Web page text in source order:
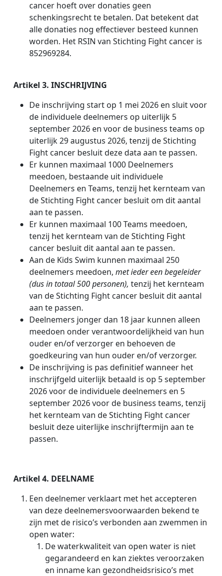
cancer hoeft over donaties geen
schenkingsrecht te betalen. Dat betekent dat
alle donaties nog effectiever besteed kunnen
worden. Het RSIN van Stichting Fight cancer is
852969284.
Artikel 3. INSCHRIJVING
De inschrijving start op 1 mei 2026 en sluit voor
de individuele deelnemers op uiterlijk 5
september 2026 en voor de business teams op
uiterlijk 29 augustus 2026, tenzij de Stichting
Fight cancer besluit deze data aan te passen.
Er kunnen maximaal 1000 Deelnemers
meedoen, bestaande uit individuele
Deelnemers en Teams, tenzij het kernteam van
de Stichting Fight cancer besluit om dit aantal
aan te passen.
Er kunnen maximaal 100 Teams meedoen,
tenzij het kernteam van de Stichting Fight
cancer besluit dit aantal aan te passen.
Aan de Kids Swim kunnen maximaal 250
deelnemers meedoen, met ieder een begeleider
(dus in totaal 500 personen), tenzij het kernteam
van de Stichting Fight cancer besluit dit aantal
aan te passen.
Deelnemers jonger dan 18 jaar kunnen alleen
meedoen onder verantwoordelijkheid van hun
ouder en/of verzorger en behoeven de
goedkeuring van hun ouder en/of verzorger.
De inschrijving is pas definitief wanneer het
inschrijfgeld uiterlijk betaald is op 5 september
2026 voor de individuele deelnemers en 5
september 2026 voor de business teams, tenzij
het kernteam van de Stichting Fight cancer
besluit deze uiterlijke inschrijftermijn aan te
passen.
Artikel 4. DEELNAME
Een deelnemer verklaart met het accepteren
van deze deelnemersvoorwaarden bekend te
zijn met de risico’s verbonden aan zwemmen in
open water:
De waterkwaliteit van open water is niet
gegarandeerd en kan ziektes veroorzaken
en inname kan gezondheidsrisico’s met